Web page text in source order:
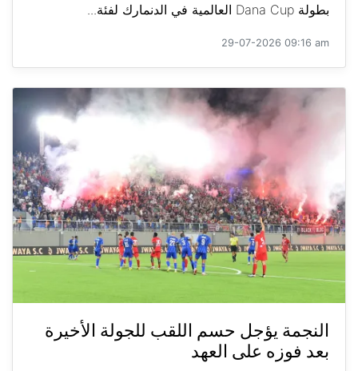
بطولة Dana Cup العالمية في الدنمارك لفئة...
29-07-2026 09:16 am
النجمة يؤجل حسم اللقب للجولة الأخيرة
بعد فوزه على العهد